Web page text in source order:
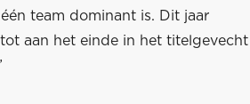
team dominant is. Dit jaar
aan het einde in het titelgevecht